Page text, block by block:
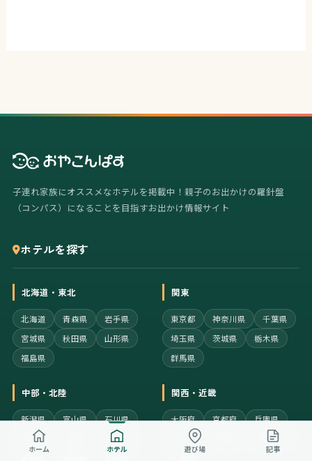
子連れ家族にオススメなホテルを掲載中！親子のお出かけの羅針盤
（コンパス）になることを目指すお出かけ情報サイト
ホテルを探す
北海道・東北
北海道 青森県
岩手県
宮城県
秋田県
山形県
福島県
関東
東京都 神奈川県
千葉県
埼玉県
茨城県
栃木県
群馬県
中部・北陸
新潟県 富山県
石川県
福井県
長野県
関西・近畿
大阪府 京都府
兵庫県
奈良県
和歌山県
ホーム ホテル 遊び場 記事